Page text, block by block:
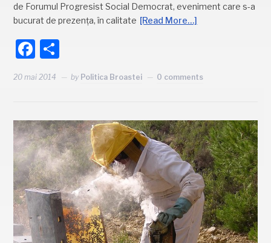
de Forumul Progresist Social Democrat, eveniment care s-a
bucurat de prezența, în calitate [Read More…]
Facebook
20 mai 2014 by Politica Broastei 0 comments